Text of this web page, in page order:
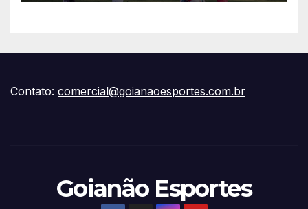
Contato: comercial@goianaoesportes.com.br
Goianão Esportes